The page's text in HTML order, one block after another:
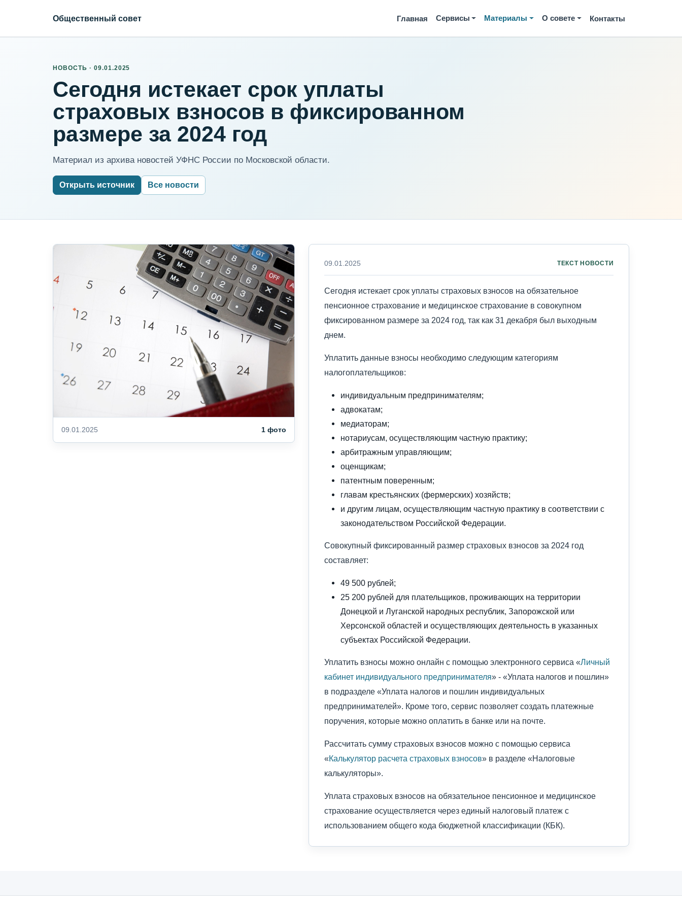
Общественный совет Главная Сервисы Материалы О совете Контакты
НОВОСТЬ · 09.01.2025
Сегодня истекает срок уплаты
страховых взносов в фиксированном
размере за 2024 год
Материал из архива новостей УФНС России по Московской области.
Открыть источник Все новости
09.01.2025 1 фото
09.01.2025 ТЕКСТ НОВОСТИ
Сегодня истекает срок уплаты страховых взносов на обязательное
пенсионное страхование и медицинское страхование в совокупном
фиксированном размере за 2024 год, так как 31 декабря был выходным
днем.
Уплатить данные взносы необходимо следующим категориям
налогоплательщиков:
индивидуальным предпринимателям;
адвокатам;
медиаторам;
нотариусам, осуществляющим частную практику;
арбитражным управляющим;
оценщикам;
патентным поверенным;
главам крестьянских (фермерских) хозяйств;
и другим лицам, осуществляющим частную практику в соответствии с
законодательством Российской Федерации.
Совокупный фиксированный размер страховых взносов за 2024 год
составляет:
49 500 рублей;
25 200 рублей для плательщиков, проживающих на территории
Донецкой и Луганской народных республик, Запорожской или
Херсонской областей и осуществляющих деятельность в указанных
субъектах Российской Федерации.
Уплатить взносы можно онлайн с помощью электронного сервиса «Личный
кабинет индивидуального предпринимателя» - «Уплата налогов и пошлин»
в подразделе «Уплата налогов и пошлин индивидуальных
предпринимателей». Кроме того, сервис позволяет создать платежные
поручения, которые можно оплатить в банке или на почте.
Рассчитать сумму страховых взносов можно с помощью сервиса
«Калькулятор расчета страховых взносов» в разделе «Налоговые
калькуляторы».
Уплата страховых взносов на обязательное пенсионное и медицинское
страхование осуществляется через единый налоговый платеж с
использованием общего кода бюджетной классификации (КБК).